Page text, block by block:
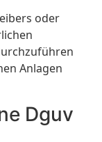
oder
Anlagen
Dguv